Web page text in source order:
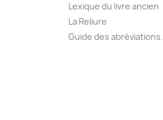
Lexique du livre ancien
La Reliure
Guide des abréviations.